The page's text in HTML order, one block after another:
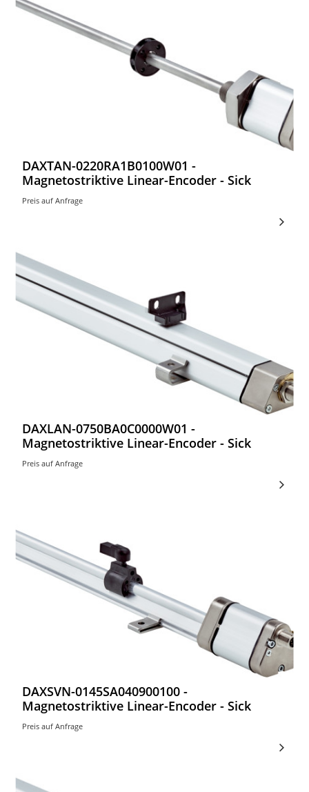
DAXTAN-0220RA1B0100W01 -
Magnetostriktive Linear-Encoder - Sick
Preis auf Anfrage
DAXLAN-0750BA0C0000W01 -
Magnetostriktive Linear-Encoder - Sick
Preis auf Anfrage
DAXSVN-0145SA040900100 -
Magnetostriktive Linear-Encoder - Sick
Preis auf Anfrage